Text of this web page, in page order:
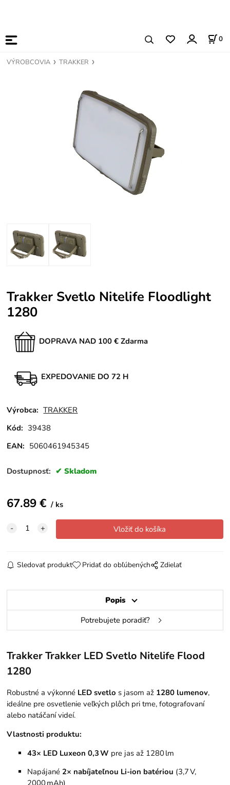
0
VÝROBCOVIA TRAKKER
Trakker Svetlo Nitelife Floodlight
1280
DOPRAVA NAD 100 € Zdarma
EXPEDOVANIE DO 72 H
Výrobca: TRAKKER
Kód: 39438
EAN: 5060461945345
Dostupnosť: Skladom
67.89€ ks
Sledovať produkt Pridať do obľúbených Zdielať
Popis
Potrebujete poradiť?
TrakkerTrakker LED Svetlo Nitelife Flood
1280
Robustné a výkonné LED svetlo s jasom až 1280 lumenov,
ideálne pre osvetlenie veľkých plôch pri tme, fotografovaní
alebo natáčaní videí.
Vlastnosti produktu:
43× LED Luxeon 0,3 W pre jas až 1280 lm
Napájané 2× nabíjateľnou Li-ion batériou (3,7 V,